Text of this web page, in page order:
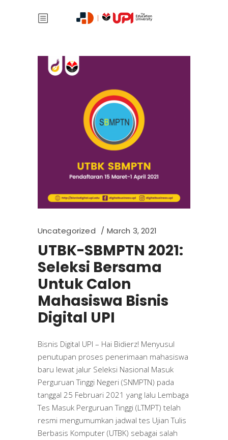
Uncategorized March 3, 2021
UTBK-SBMPTN 2021:
Seleksi Bersama
Untuk Calon
Mahasiswa Bisnis
Digital UPI
Bisnis Digital UPI – Hai Bidierz! Menyusul
penutupan proses penerimaan mahasiswa
baru lewat jalur Seleksi Nasional Masuk
Perguruan Tinggi Negeri (SNMPTN) pada
tanggal 25 Februari 2021 yang lalu Lembaga
Tes Masuk Perguruan Tinggi (LTMPT) telah
resmi mengumumkan jadwal tes Ujian Tulis
Berbasis Komputer (UTBK) sebagai salah